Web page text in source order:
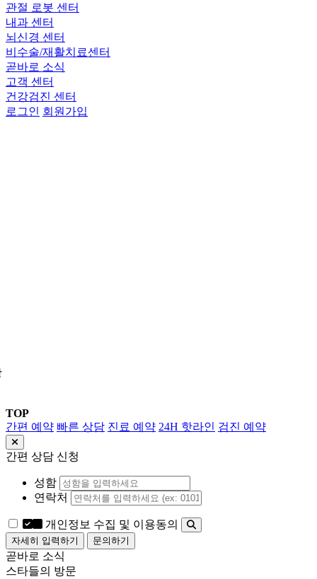
관절 로봇 센터
내과 센터
뇌신경 센터
비수술/재활치료센터
곧바로 소식
고객 센터
건강검진 센터
로그인 회원가입
TOP
간편 예약 빠른 상담 진료 예약 24H 핫라인 검진 예약
간편 상담 신청
성함
연락처
개인정보 수집 및 이용동의
자세히 입력하기 문의하기
곧바로 소식
스타들의 방문